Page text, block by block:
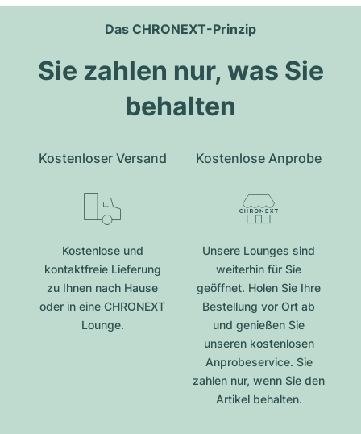
Das CHRONEXT-Prinzip
Sie zahlen nur, was Sie
behalten
Kostenloser Versand
Kostenlose und
kontaktfreie Lieferung
zu Ihnen nach Hause
oder in eine CHRONEXT
Lounge.
Kostenlose Anprobe
Unsere Lounges sind
weiterhin für Sie
geöffnet. Holen Sie Ihre
Bestellung vor Ort ab
und genießen Sie
unseren kostenlosen
Anprobeservice. Sie
zahlen nur, wenn Sie den
Artikel behalten.